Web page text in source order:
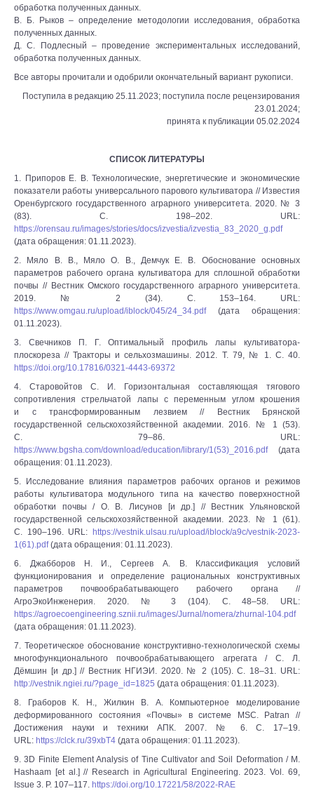
обработка полученных данных.
В. Б. Рыков – определение методологии исследования, обработка
полученных данных.
Д. С. Подлесный – проведение экспериментальных исследований,
обработка полученных данных.
Все авторы прочитали и одобрили окончательный вариант рукописи.
Поступила в редакцию 25.11.2023; поступила после рецензирования
23.01.2024;
принята к публикации 05.02.2024
СПИСОК ЛИТЕРАТУРЫ
1. Припоров Е. В. Технологические, энергетические и экономические
показатели работы универсального парового культиватора // Известия
Оренбургского государственного аграрного университета. 2020. № 3
(83). С. 198–202. URL:
https://orensau.ru/images/stories/docs/izvestia/izvestia_83_2020_g.pdf
(дата обращения: 01.11.2023).
2. Мяло В. В., Мяло О. В., Демчук Е. В. Обоснование основных
параметров рабочего органа культиватора для сплошной обработки
почвы // Вестник Омского государственного аграрного университета.
2019. № 2 (34). С. 153–164. URL:
https://www.omgau.ru/upload/iblock/045/24_34.pdf(дата обращения:
01.11.2023).
3. Свечников П. Г. Оптимальный профиль лапы культиватора-
плоскореза // Тракторы и сельхозмашины. 2012. Т. 79, № 1. С. 40.
https://doi.org/10.17816/0321-4443-69372
4. Старовойтов С. И. Горизонтальная составляющая тягового
сопротивления стрельчатой лапы с переменным углом крошения
и с трансформированным лезвием // Вестник Брянской
государственной сельскохозяйственной академии. 2016. № 1 (53).
С. 79–86. URL:
https://www.bgsha.com/download/education/library/1(53)_2016.pdf(дата
обращения: 01.11.2023).
5. Исследование влияния параметров рабочих органов и режимов
работы культиватора модульного типа на качество поверхностной
обработки почвы / О. В. Лисунов [и др.] // Вестник Ульяновской
государственной сельскохозяйственной академии. 2023. № 1 (61).
С. 190–196. URL:
https://vestnik.ulsau.ru/upload/iblock/a9c/vestnik-2023-
1(61).pdf(дата обращения: 01.11.2023).
6. Джабборов Н. И., Сергеев А. В. Классификация условий
функционирования и определение рациональных конструктивных
параметров почвообрабатывающего рабочего органа //
АгроЭкоИнженерия. 2020. № 3 (104). С. 48–58. URL:
https://agroecoengineering.sznii.ru/images/Jurnal/nomera/zhurnal-104.pdf
(дата обращения: 01.11.2023).
7. Теоретическое обоснование конструктивно-технологической схемы
многофункционального почвообрабатывающего агрегата / С. Л.
Дёмшин [и др.] // Вестник НГИЭИ. 2020. № 2 (105). С. 18–31. URL:
http://vestnik.ngiei.ru/?page_id=1825 (дата обращения: 01.11.2023).
8. Граборов К. Н., Жилкин В. А. Компьютерное моделирование
деформированного состояния «Почвы» в системе MSC. Patran //
Достижения науки и техники АПК. 2007. № 6. С. 17–19.
URL: https://clck.ru/39xbT4 (дата обращения: 01.11.2023).
9. 3D Finite Element Analysis of Tine Cultivator and Soil Deformation / M.
Hashaam [et al.] // Research in Agricultural Engineering. 2023. Vol. 69,
Issue 3. P. 107–117. https://doi.org/10.17221/58/2022-RAE